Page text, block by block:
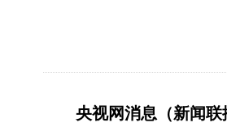
央视网消息（新闻联